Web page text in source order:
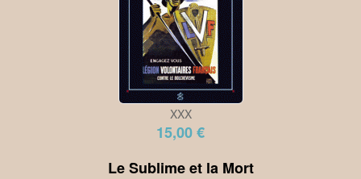
XXX
15,00 €
Le Sublime et la Mort